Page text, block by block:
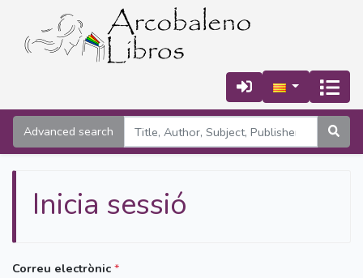
Advanced search
Inicia sessió
Correu electrònic *